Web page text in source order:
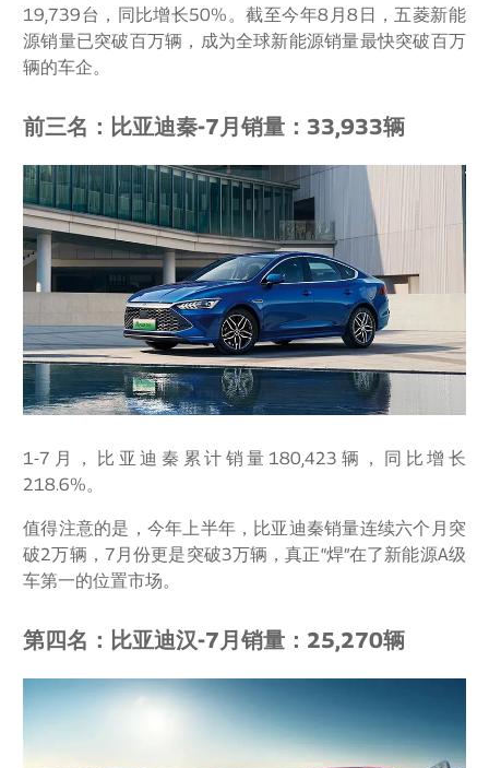
19,739台，同比增长50%。截至今年8月8日，五菱新能
源销量已突破百万辆，成为全球新能源销量最快突破百万
辆的车企。
前三名：比亚迪秦-7月销量：33,933辆
1-7月，比亚迪秦累计销量180,423辆，同比增长
218.6%。
值得注意的是，今年上半年，比亚迪秦销量连续六个月突
破2万辆，7月份更是突破3万辆，真正“焊”在了新能源A级
车第一的位置市场。
第四名：比亚迪汉-7月销量：25,270辆